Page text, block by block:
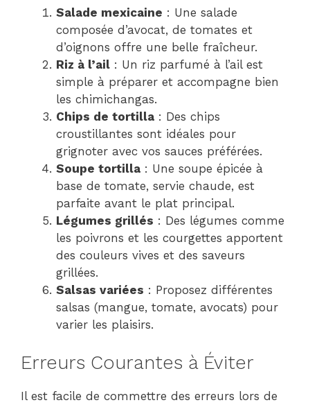
Salade mexicaine : Une salade
composée d’avocat, de tomates et
d’oignons offre une belle fraîcheur.
Riz à l’ail : Un riz parfumé à l’ail est
simple à préparer et accompagne bien
les chimichangas.
Chips de tortilla : Des chips
croustillantes sont idéales pour
grignoter avec vos sauces préférées.
Soupe tortilla : Une soupe épicée à
base de tomate, servie chaude, est
parfaite avant le plat principal.
Légumes grillés : Des légumes comme
les poivrons et les courgettes apportent
des couleurs vives et des saveurs
grillées.
Salsas variées : Proposez différentes
salsas (mangue, tomate, avocats) pour
varier les plaisirs.
Erreurs Courantes à Éviter
Il est facile de commettre des erreurs lors de